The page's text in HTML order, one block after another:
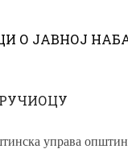
О ЈАВНОЈ
управа